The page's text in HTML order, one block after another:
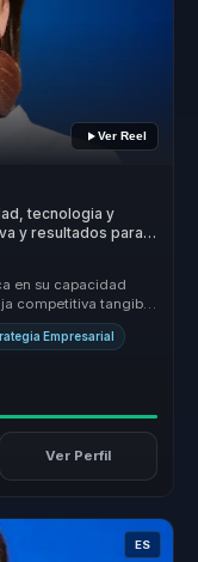
Ver Reel
tecnologia y
y resultados para
en su capacidad
competitiva tangible
Empresarial
Ver Perfil
ES